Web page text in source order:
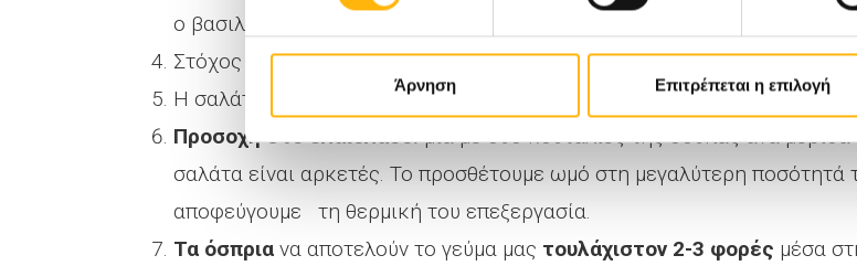
Άρνηση Επιτρέπεται η επιλογή
ο βασιλιάς των γευμάτων μας.
Στόχος μας η κατανάλωση5 μερίδων φρούτων και λαχανικών
Η σαλάτα δεν λείπει από τα κύρια γεύματά μας .
Προσοχή στο ελαιόλαδο:μία με δύο κουταλιές της σούπας ανά μερίδα
σαλάτα είναι αρκετές. Το προσθέτουμε ωμό στη μεγαλύτερη ποσότητά
αποφεύγουμε τη θερμική του επεξεργασία.
Τα όσπρια να αποτελούν το γεύμα μας τουλάχιστον 2-3 φορές μέσα